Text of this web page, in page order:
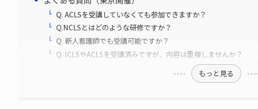
Q. ACLSを受講していなくても参加できますか？
Q.NCLSとはどのような研修ですか？
Q. 新人看護師でも受講可能ですか？
Q. ICLSやACLSを受講済みですが、内容は重複しませんか？
もっと見る